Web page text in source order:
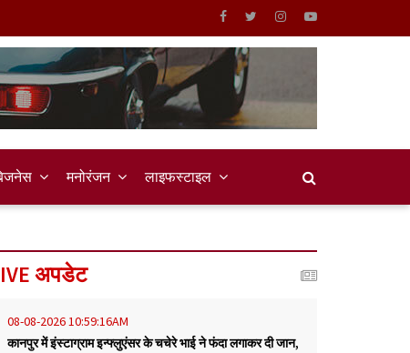
मनोरंजन लाइफस्टाइल
अपडेट
08-08-2026 10:59:16AM
कानपुर में इंस्टाग्राम इन्फ्लुएंसर के चचेरे भाई ने फंदा लगाकर दी जान,